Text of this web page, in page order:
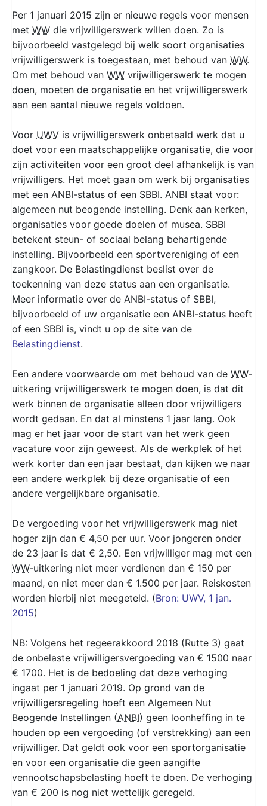
Per 1 januari 2015 zijn er nieuwe regels voor mensen
met WW die vrijwilligerswerk willen doen. Zo is
bijvoorbeeld vastgelegd bij welk soort organisaties
vrijwilligerswerk is toegestaan, met behoud van WW.
Om met behoud van WW vrijwilligerswerk te mogen
doen, moeten de organisatie en het vrijwilligerswerk
aan een aantal nieuwe regels voldoen.
Voor UWV is vrijwilligerswerk onbetaald werk dat u
doet voor een maatschappelijke organisatie, die voor
zijn activiteiten voor een groot deel afhankelijk is van
vrijwilligers. Het moet gaan om werk bij organisaties
met een ANBI-status of een SBBI. ANBI staat voor:
algemeen nut beogende instelling. Denk aan kerken,
organisaties voor goede doelen of musea. SBBI
betekent steun- of sociaal belang behartigende
instelling. Bijvoorbeeld een sportvereniging of een
zangkoor. De Belastingdienst beslist over de
toekenning van deze status aan een organisatie.
Meer informatie over de ANBI-status of SBBI,
bijvoorbeeld of uw organisatie een ANBI-status heeft
of een SBBI is, vindt u op de site van de
Belastingdienst.
Een andere voorwaarde om met behoud van de WW-
uitkering vrijwilligerswerk te mogen doen, is dat dit
werk binnen de organisatie alleen door vrijwilligers
wordt gedaan. En dat al minstens 1 jaar lang. Ook
mag er het jaar voor de start van het werk geen
vacature voor zijn geweest. Als de werkplek of het
werk korter dan een jaar bestaat, dan kijken we naar
een andere werkplek bij deze organisatie of een
andere vergelijkbare organisatie.
De vergoeding voor het vrijwilligerswerk mag niet
hoger zijn dan € 4,50 per uur. Voor jongeren onder
de 23 jaar is dat € 2,50. Een vrijwilliger mag met een
WW-uitkering niet meer verdienen dan € 150 per
maand, en niet meer dan € 1.500 per jaar. Reiskosten
worden hierbij niet meegeteld. (Bron: UWV, 1 jan.
2015)
NB: Volgens het regeerakkoord 2018 (Rutte 3) gaat
de onbelaste vrijwilligersvergoeding van € 1500 naar
€ 1700. Het is de bedoeling dat deze verhoging
ingaat per 1 januari 2019. Op grond van de
vrijwilligersregeling hoeft een Algemeen Nut
Beogende Instellingen (ANBI) geen loonheffing in te
houden op een vergoeding (of verstrekking) aan een
vrijwilliger. Dat geldt ook voor een sportorganisatie
en voor een organisatie die geen aangifte
vennootschapsbelasting hoeft te doen. De verhoging
van € 200 is nog niet wettelijk geregeld.